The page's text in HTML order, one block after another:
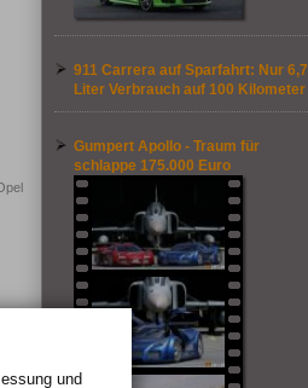
911 Carrera auf Sparfahrt: Nur 6,7
Liter Verbrauch auf 100 Kilometer
Gumpert Apollo - Traum für
schlappe 175.000 Euro
und